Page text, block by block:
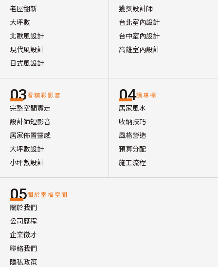
老屋翻新
大坪數
北歐風設計
現代風設計
日式風設計
獲獎設計師
台北室內設計
台中室內設計
高雄室內設計
03看精彩影音
完整空間實走
設計師短影音
居家佈置靈感
大坪數設計
小坪數設計
04讀專欄
居家風水
收納技巧
風格營造
預算分配
施工流程
05關於幸福空間
關於我們
公司歷程
企業徵才
聯絡我們
隱私政策